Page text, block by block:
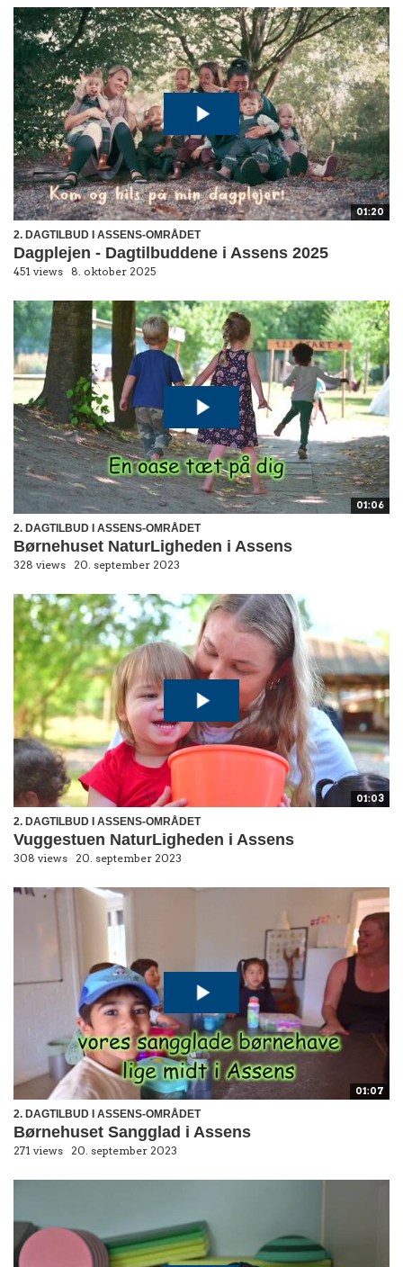
01:20
2. DAGTILBUD I ASSENS-OMRÅDET
Dagplejen - Dagtilbuddene i Assens 2025
451 views 8. oktober 2025
01:06
2. DAGTILBUD I ASSENS-OMRÅDET
Børnehuset NaturLigheden i Assens
328 views 20. september 2023
01:03
2. DAGTILBUD I ASSENS-OMRÅDET
Vuggestuen NaturLigheden i Assens
308 views 20. september 2023
01:07
2. DAGTILBUD I ASSENS-OMRÅDET
Børnehuset Sangglad i Assens
271 views 20. september 2023